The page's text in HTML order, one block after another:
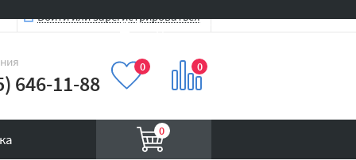
Войти или зарегистрироваться
646-11-88
0 0
0
Вход на сайт